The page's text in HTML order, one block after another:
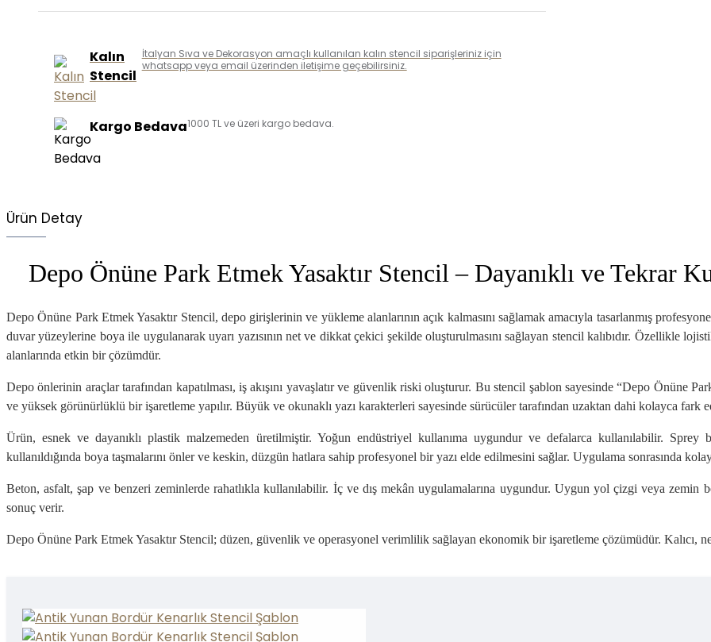
Kalın
Stencil
İtalyan Sıva ve Dekorasyon amaçlı kullanılan kalın stencil siparişleriniz için
whatsapp veya email üzerinden iletişime geçebilirsiniz.
Kargo Bedava1000 TL ve üzeri kargo bedava.
Ürün Detay
Depo Önüne Park Etmek Yasaktır Stencil – Dayanıklı ve Tekrar
Depo Önüne Park Etmek Yasaktır Stencil, depo girişlerinin ve yükleme alanlarının açık kalmasını sağlamak amacıyla tasarlanmış
duvar yüzeylerine boya ile uygulanarak uyarı yazısının net ve dikkat çekici şekilde oluşturulmasını sağlayan stencil kalıbıdır. Özellikle
alanlarında etkin bir çözümdür.
Depo önlerinin araçlar tarafından kapatılması, iş akışını yavaşlatır ve güvenlik riski oluşturur. Bu stencil şablon sayesinde “Depo Önüne
ve yüksek görünürlüklü bir işaretleme yapılır. Büyük ve okunaklı yazı karakterleri sayesinde sürücüler tarafından uzaktan dahi kolayca fark
Ürün, esnek ve dayanıklı plastik malzemeden üretilmiştir. Yoğun endüstriyel kullanıma uygundur ve defalarca kullanılabilir.
kullanıldığında boya taşmalarını önler ve keskin, düzgün hatlara sahip profesyonel bir yazı elde edilmesini sağlar. Uygulama sonrasında
Beton, asfalt, şap ve benzeri zeminlerde rahatlıkla kullanılabilir. İç ve dış mekân uygulamalarına uygundur. Uygun yol çizgi veya zemin
sonuç verir.
Depo Önüne Park Etmek Yasaktır Stencil; düzen, güvenlik ve operasyonel verimlilik sağlayan ekonomik bir işaretleme çözümüdür. Kalıcı,